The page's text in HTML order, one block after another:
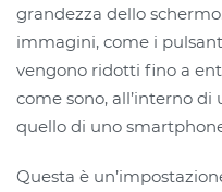
grandezza dello
immagini, come i
vengono ridotti fino a
come sono, all’interno
quello di uno
Questa è